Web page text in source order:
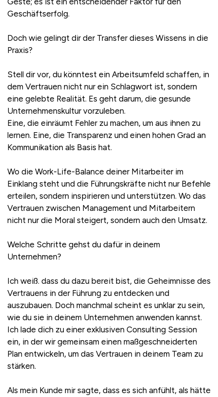
Geschäftserfolg.
Doch wie gelingt dir der Transfer dieses Wissens in die
Praxis?
Stell dir vor, du könntest ein Arbeitsumfeld schaffen, in
dem Vertrauen nicht nur ein Schlagwort ist, sondern
eine gelebte Realität. Es geht darum, die gesunde
Unternehmenskultur vorzuleben.
Eine, die einräumt Fehler zu machen, um aus ihnen zu
lernen. Eine, die Transparenz und einen hohen Grad an
Kommunikation als Basis hat.
Wo die Work-Life-Balance deiner Mitarbeiter im
Einklang steht und die Führungskräfte nicht nur Befehle
erteilen, sondern inspirieren und unterstützen. Wo das
Vertrauen zwischen Management und Mitarbeitern
nicht nur die Moral steigert, sondern auch den Umsatz.
Welche Schritte gehst du dafür in deinem
Unternehmen?
Ich weiß. dass du dazu bereit bist, die Geheimnisse des
Vertrauens in der Führung zu entdecken und
auszubauen. Doch manchmal scheint es unklar zu sein,
wie du sie in deinem Unternehmen anwenden kannst.
Ich lade dich zu einer exklusiven Consulting Session
ein, in der wir gemeinsam einen maßgeschneiderten
Plan entwickeln, um das Vertrauen in deinem Team zu
stärken.
Als mein Kunde mir sagte, dass es sich anfühlt, als hätte